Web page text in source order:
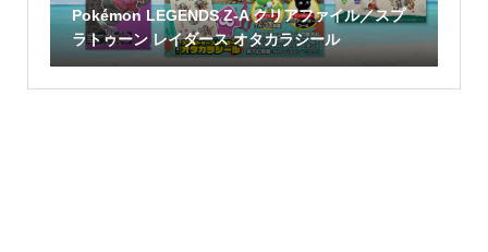
Pokémon LEGENDS Z-A クリアファイル／スプ
ラトゥーン レイダース オタカラシール